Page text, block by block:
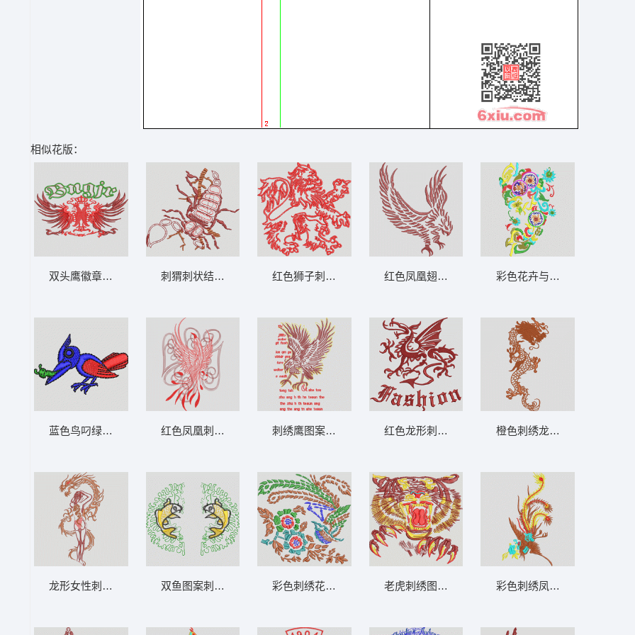
相似花版：
双头鹰徽章刺绣设计 鹰标
蓝色鸟叼绿色虫子 鸟
龙形女性刺绣图案 龙
刺猬刺状结构示意图 蝎子
红色凤凰刺绣图案 鹰
双鱼图案刺绣设计 鲤鱼
红色狮子刺绣图案 狮标
刺绣鹰图案设计图 鹰
彩色刺绣花卉与鸟图案 凤凰
红色凤凰翅膀图案 鹰
红色龙形刺绣图案 凤凰
老虎刺绣图案 虎头
彩色花卉与漩涡图案刺绣设
橙色刺绣龙图案 龙
彩色刺绣凤凰图案 凤凰